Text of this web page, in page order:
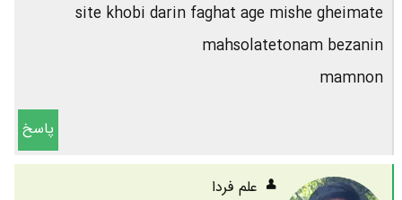
site khobi darin faghat age mishe gheimate
mahsolatetonam bezanin
mamnon
پاسخ
علم فردا